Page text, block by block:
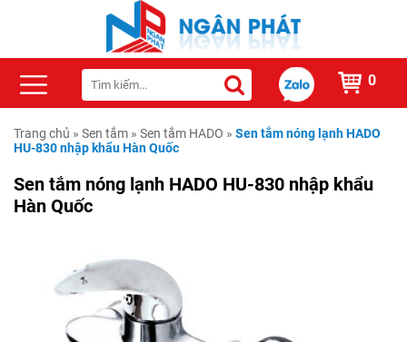
0
Trang chủ » Sen tắm » Sen tắm HADO » Sen tắm nóng lạnh HADO
HU-830 nhập khẩu Hàn Quốc
Sen tắm nóng lạnh HADO HU-830 nhập khẩu
Hàn Quốc